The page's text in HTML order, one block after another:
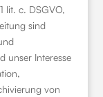
lit. c. DSGVO,
sind
unser Interesse
von